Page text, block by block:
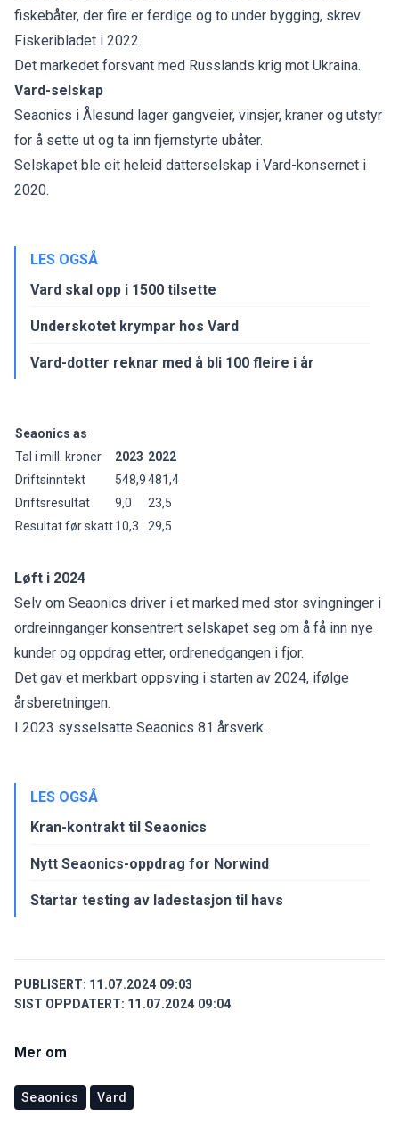
fiskebåter, der fire er ferdige og to under bygging, skrev
Fiskeribladet i 2022.
Det markedet forsvant med Russlands krig mot Ukraina.
Vard-selskap
Seaonics i Ålesund lager gangveier, vinsjer, kraner og utstyr
for å sette ut og ta inn fjernstyrte ubåter.
Selskapet ble eit heleid datterselskap i Vard-konsernet i
2020.
LES OGSÅ
Vard skal opp i 1500 tilsette
Underskotet krympar hos Vard
Vard-dotter reknar med å bli 100 fleire i år
Seaonics as
Tal i mill. kroner
2023 2022
Driftsinntekt
548,9481,4
Driftsresultat
9,0
23,5
Resultat før skatt10,3 29,5
Løft i 2024
Selv om Seaonics driver i et marked med stor svingninger i
ordreinnganger konsentrert selskapet seg om å få inn nye
kunder og oppdrag etter, ordrenedgangen i fjor.
Det gav et merkbart oppsving i starten av 2024, ifølge
årsberetningen.
I 2023 sysselsatte Seaonics 81 årsverk.
LES OGSÅ
Kran-kontrakt til Seaonics
Nytt Seaonics-oppdrag for Norwind
Startar testing av ladestasjon til havs
PUBLISERT: 11.07.2024 09:03
SIST OPPDATERT: 11.07.2024 09:04
Mer om
Seaonics Vard